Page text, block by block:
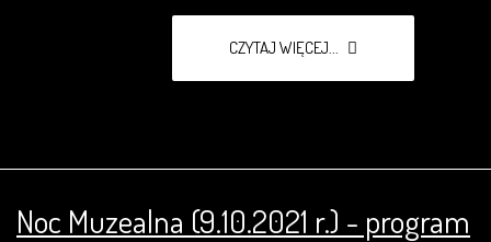
CZYTAJ WIĘCEJ...
Noc Muzealna (9.10.2021 r.) - program